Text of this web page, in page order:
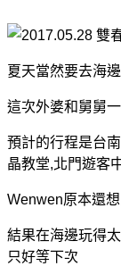
夏天當然要去海
這次外婆和舅舅
預計的行程是台
晶教堂,北門遊客
Wenwen原本還
結果在海邊玩得
只好等下次